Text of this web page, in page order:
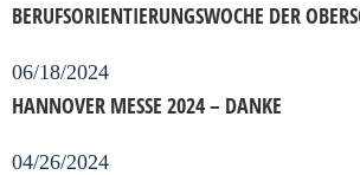
BERUFSORIENTIERUNGSWOCHE DER
06/18/2024
HANNOVER MESSE 2024 – DANKE
04/26/2024